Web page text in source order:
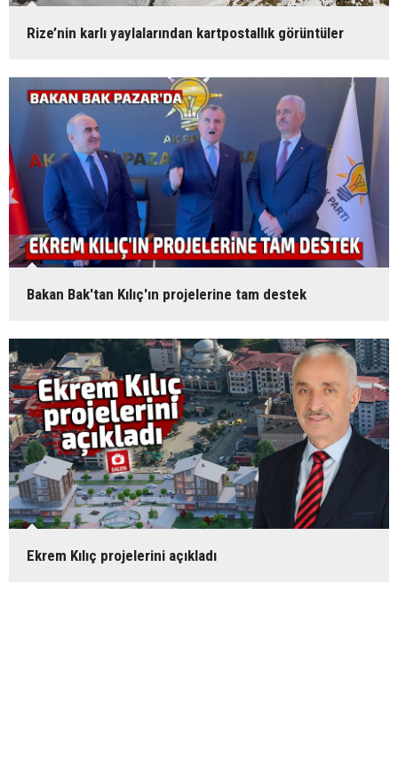
Rize’nin karlı yaylalarından kartpostallık görüntüler
Bakan Bak'tan Kılıç'ın projelerine tam destek
Ekrem Kılıç projelerini açıkladı